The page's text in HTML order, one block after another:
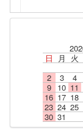
日
月 火
2
3 4
9
10 11
16 17 18
23 24 25
30 31